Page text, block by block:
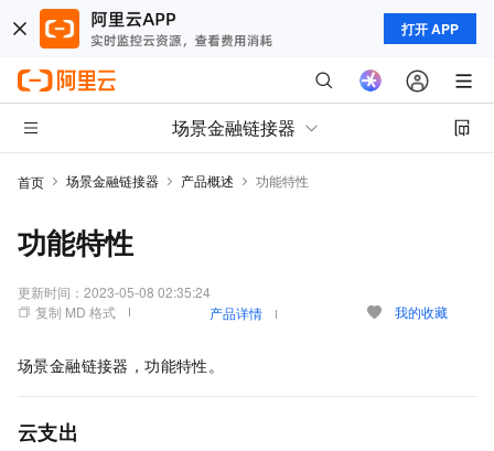
打开 APP
场景金融链接器
首页 场景金融链接器 产品概述 功能特性
功能特性
更新时间： 2023-05-08 02:35:24
复制 MD 格式
产品详情 我的收藏
场景金融链接器，功能特性。
云支出